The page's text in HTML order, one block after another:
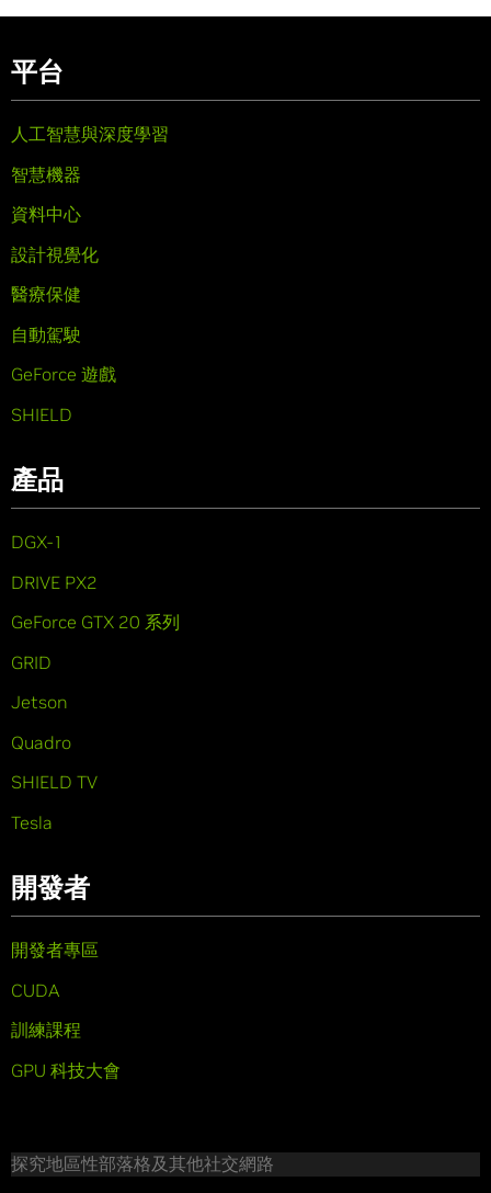
平台
人工智慧與深度學習
智慧機器
資料中心
設計視覺化
醫療保健
自動駕駛
GeForce 遊戲
SHIELD
產品
DGX-1
DRIVE PX2
GeForce GTX 20 系列
GRID
Jetson
Quadro
SHIELD TV
Tesla
開發者
開發者專區
CUDA
訓練課程
GPU 科技大會
探究地區性部落格及其他社交網路